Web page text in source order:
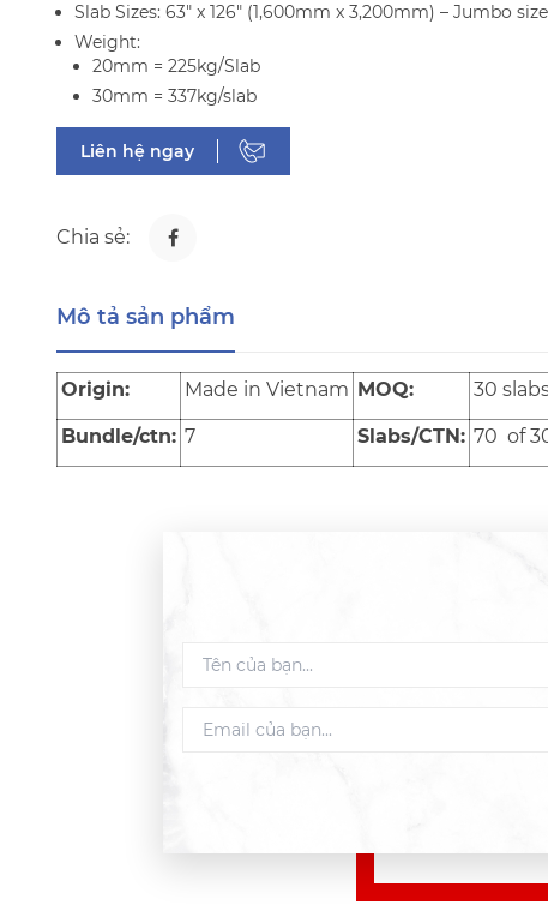
Slab Sizes: 63" x 126" (1,600mm x 3,200mm) – Jumbo size
Weight:
20mm = 225kg/Slab
30mm = 337kg/slab
Liên hệ ngay
Chia sẻ:
Mô tả sản phẩm
Origin: Made in Vietnam MOQ: 30
Bundle/ctn: 7 Slabs/CTN: 70 of